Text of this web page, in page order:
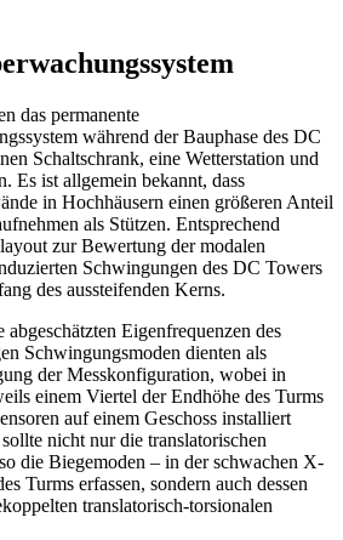
das permanente
während der Bauphase des DC
Schaltschrank, eine Wetterstation und
Es ist allgemein bekannt, dass
in Hochhäusern einen größeren Anteil
als Stützen. Entsprechend
zur Bewertung der modalen
Schwingungen des DC Towers
des aussteifenden Kerns.
Eigenfrequenzen des
Schwingungsmoden dienten als
der Messkonfiguration, wobei in
einem Viertel der Endhöhe des Turms
auf einem Geschoss installiert
nicht nur die translatorischen
die Biegemoden – in der schwachen X-
Turms erfassen, sondern auch dessen
translatorisch-torsionalen